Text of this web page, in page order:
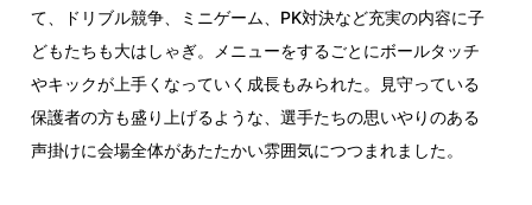
て、ドリブル競争、ミニゲーム、PK対決など充実の内容に子
どもたちも大はしゃぎ。メニューをするごとにボールタッチ
やキックが上手くなっていく成長もみられた。見守っている
保護者の方も盛り上げるような、選手たちの思いやりのある
声掛けに会場全体があたたかい雰囲気につつまれました。